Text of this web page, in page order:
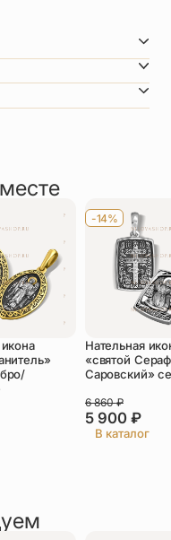
чернением.
-14%
Нательная
«святой
Саровский»
5 900 ₽
6 860₽
В каталог